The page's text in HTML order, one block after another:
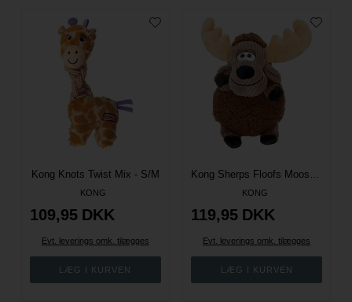
Kong Knots Twist Mix - S/M
KONG
109,95 DKK
Evt. leverings omk. tilægges
Kong Sherps Floofs Moose - M
KONG
119,95 DKK
Evt. leverings omk. tilægges